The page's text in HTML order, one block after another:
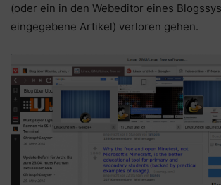
(oder ein in den Webeditor eines
eingegebene Artikel) verloren gehen.